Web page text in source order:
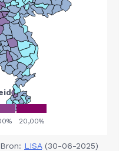
Bron: LISA(30-06-2025)